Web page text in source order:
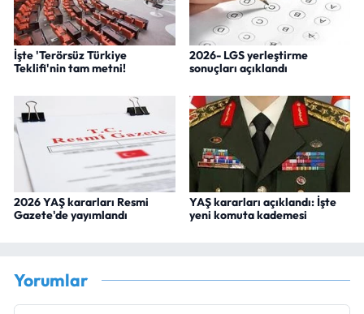
İşte 'Terörsüz Türkiye
Teklifi'nin tam metni!
2026- LGS yerleştirme
sonuçları açıklandı
2026 YAŞ kararları Resmi
Gazete'de yayımlandı
YAŞ kararları açıklandı: İşte
yeni komuta kademesi
Yorumlar